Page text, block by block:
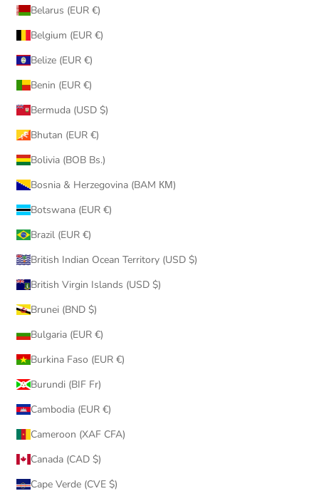
Belarus (EUR €)
Belgium (EUR €)
Belize (EUR €)
Benin (EUR €)
Bermuda (USD $)
Bhutan (EUR €)
Bolivia (BOB Bs.)
Bosnia & Herzegovina (BAM КМ)
Botswana (EUR €)
Brazil (EUR €)
British Indian Ocean Territory (USD $)
British Virgin Islands (USD $)
Brunei (BND $)
Bulgaria (EUR €)
Burkina Faso (EUR €)
Burundi (BIF Fr)
Cambodia (EUR €)
Cameroon (XAF CFA)
Canada (CAD $)
Cape Verde (CVE $)